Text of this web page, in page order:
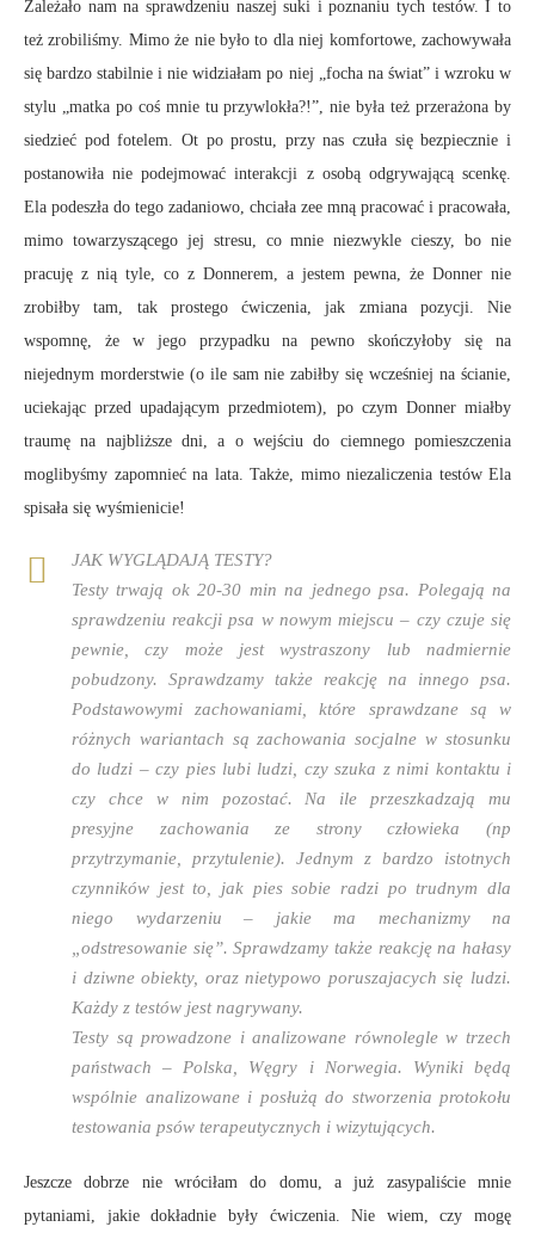
Zależało nam na sprawdzeniu naszej suki i poznaniu tych testów. I to
też zrobiliśmy. Mimo że nie było to dla niej komfortowe, zachowywała
się bardzo stabilnie i nie widziałam po niej „focha na świat” i wzroku w
stylu „matka po coś mnie tu przywlokła?!”, nie była też przerażona by
siedzieć pod fotelem. Ot po prostu, przy nas czuła się bezpiecznie i
postanowiła nie podejmować interakcji z osobą odgrywającą scenkę.
Ela podeszła do tego zadaniowo, chciała zee mną pracować i pracowała,
mimo towarzyszącego jej stresu, co mnie niezwykle cieszy, bo nie
pracuję z nią tyle, co z Donnerem, a jestem pewna, że Donner nie
zrobiłby tam, tak prostego ćwiczenia, jak zmiana pozycji. Nie
wspomnę, że w jego przypadku na pewno skończyłoby się na
niejednym morderstwie (o ile sam nie zabiłby się wcześniej na ścianie,
uciekając przed upadającym przedmiotem), po czym Donner miałby
traumę na najbliższe dni, a o wejściu do ciemnego pomieszczenia
moglibyśmy zapomnieć na lata. Także, mimo niezaliczenia testów Ela
spisała się wyśmienicie!
JAK WYGLĄDAJĄ TESTY?
Testy trwają ok 20-30 min na jednego psa. Polegają na
sprawdzeniu reakcji psa w nowym miejscu – czy czuje się
pewnie, czy może jest wystraszony lub nadmiernie
pobudzony. Sprawdzamy także reakcję na innego psa.
Podstawowymi zachowaniami, które sprawdzane są w
różnych wariantach są zachowania socjalne w stosunku
do ludzi – czy pies lubi ludzi, czy szuka z nimi kontaktu i
czy chce w nim pozostać. Na ile przeszkadzają mu
presyjne zachowania ze strony człowieka (np
przytrzymanie, przytulenie). Jednym z bardzo istotnych
czynników jest to, jak pies sobie radzi po trudnym dla
niego wydarzeniu – jakie ma mechanizmy na
„odstresowanie się”. Sprawdzamy także reakcję na hałasy
i dziwne obiekty, oraz nietypowo poruszajacych się ludzi.
Każdy z testów jest nagrywany.
Testy są prowadzone i analizowane równolegle w trzech
państwach – Polska, Węgry i Norwegia. Wyniki będą
wspólnie analizowane i posłużą do stworzenia protokołu
testowania psów terapeutycznych i wizytujących.
Jeszcze dobrze nie wróciłam do domu, a już zasypaliście mnie
pytaniami, jakie dokładnie były ćwiczenia. Nie wiem, czy mogę